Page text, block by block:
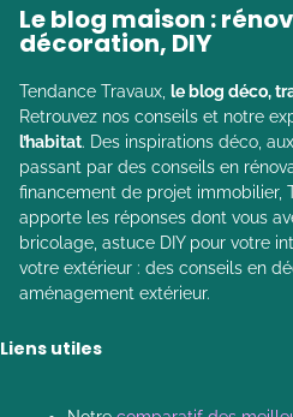
Le blog maison :
décoration, DIY
Tendance Travaux, le blog déco,
Retrouvez nos conseils et notre
l’habitat. Des inspirations déco,
passant par des conseils en
financement de projet immobilier,
apporte les réponses dont vous
bricolage, astuce DIY pour votre
votre extérieur : des conseils en
aménagement extérieur.
Liens utiles